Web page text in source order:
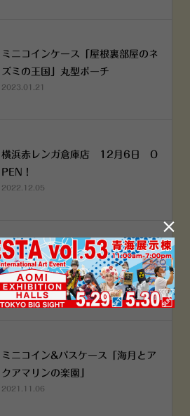
ミニコインケース「屋根裏部屋のネ
ズミの王国」丸型ポーチ
2023.01.21
横浜赤レンガ倉庫店 12月6日 O
PEN！
2022.12.05
空想街雑貨店《吉祥寺本店》４月２
５日OPEN!
2022.03.29
ミニコイン&パスケース「海月とア
クアマリンの楽園」
2021.11.06
